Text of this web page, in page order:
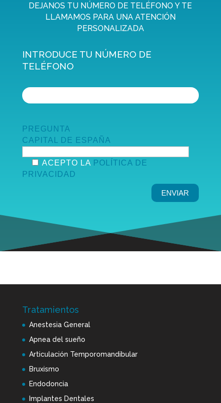
DEJANOS TU NÚMERO DE TELÉFONO Y TE
LLAMAMOS PARA UNA ATENCIÓN
PERSONALIZADA
INTRODUCE TU NÚMERO DE
TELÉFONO
PREGUNTA
CAPITAL DE ESPAÑA
ACEPTO LA POLÍTICA DE
PRIVACIDAD
Tratamientos
Anestesia General
Apnea del sueño
Articulación Temporomandibular
Bruxismo
Endodoncia
Implantes Dentales